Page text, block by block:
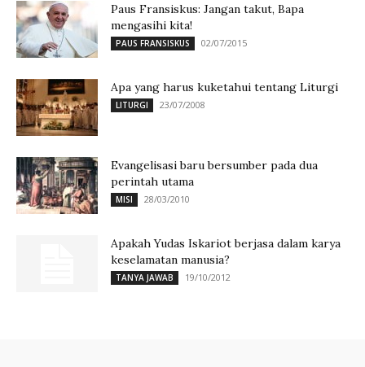
Paus Fransiskus: Jangan takut, Bapa
mengasihi kita!
PAUS FRANSISKUS 02/07/2015
Apa yang harus kuketahui tentang Liturgi
LITURGI 23/07/2008
Evangelisasi baru bersumber pada dua
perintah utama
MISI 28/03/2010
Apakah Yudas Iskariot berjasa dalam karya
keselamatan manusia?
TANYA JAWAB 19/10/2012